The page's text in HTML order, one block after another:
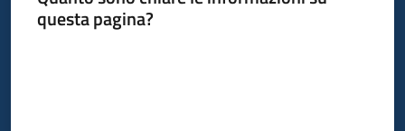
questa pagina?